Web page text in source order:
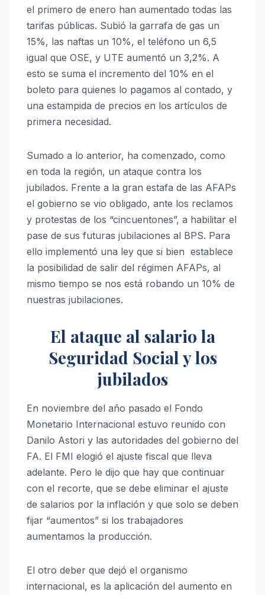
el primero de enero han aumentado todas las
tarifas públicas. Subió la garrafa de gas un
15%, las naftas un 10%, el teléfono un 6,5
igual que OSE, y UTE aumentó un 3,2%. A
esto se suma el incremento del 10% en el
boleto para quienes lo pagamos al contado, y
una estampida de precios en los artículos de
primera necesidad.
Sumado a lo anterior, ha comenzado, como
en toda la región, un ataque contra los
jubilados. Frente a la gran estafa de las AFAPs
el gobierno se vio obligado, ante los reclamos
y protestas de los “cincuentones”, a habilitar el
pase de sus futuras jubilaciones al BPS. Para
ello implementó una ley que si bien establece
la posibilidad de salir del régimen AFAPs, al
mismo tiempo se nos está robando un 10% de
nuestras jubilaciones.
El ataque al salario la
Seguridad Social y los
jubilados
En noviembre del año pasado el Fondo
Monetario Internacional estuvo reunido con
Danilo Astori y las autoridades del gobierno del
FA. El FMI elogió el ajuste fiscal que lleva
adelante. Pero le dijo que hay que continuar
con el recorte, que se debe eliminar el ajuste
de salarios por la inflación y que solo se deben
fijar “aumentos” si los trabajadores
aumentamos la producción.
El otro deber que dejó el organismo
internacional, es la aplicación del aumento en